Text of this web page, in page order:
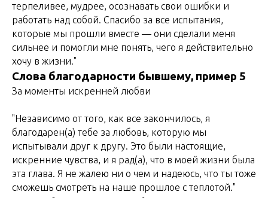
терпеливее, мудрее, осознавать свои ошибки и
работать над собой. Спасибо за все испытания,
которые мы прошли вместе — они сделали меня
сильнее и помогли мне понять, чего я действительно
хочу в жизни."
Слова благодарности бывшему, пример 5
За моменты искренней любви
"Независимо от того, как все закончилось, я
благодарен(а) тебе за любовь, которую мы
испытывали друг к другу. Это были настоящие,
искренние чувства, и я рад(а), что в моей жизни была
эта глава. Я не жалею ни о чем и надеюсь, что ты тоже
сможешь смотреть на наше прошлое с теплотой."